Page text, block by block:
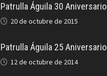
Patrulla Águila 30 Aniversario
20 de octubre de 2015
Patrulla Águila 25 Aniversario
12 de octubre de 2014